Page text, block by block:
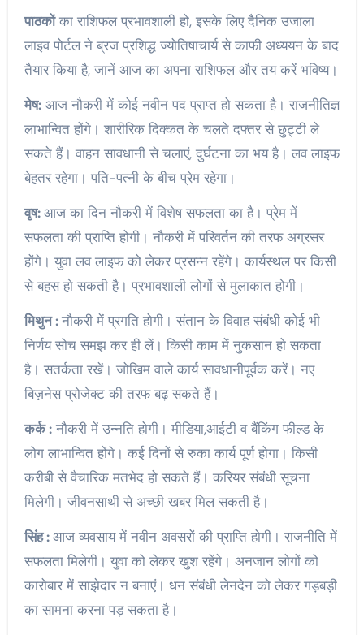
पाठकोंका राशिफल प्रभावशाली हो, इसके लिए दैनिक उजाला
लाइव पोर्टल ने ब्रज प्रशिद्ध ज्योतिषाचार्य से काफी अध्ययन के बाद
तैयार किया है, जानें आज का अपना राशिफल और तय करें भविष्य।
मेष:आज नौकरी में कोई नवीन पद प्राप्त हो सकता है। राजनीतिज्ञ
लाभान्वित होंगे। शारीरिक दिक्कत के चलते दफ्तर से छुट्टी ले
सकते हैं। वाहन सावधानी से चलाएं, दुर्घटना का भय है। लव लाइफ
बेहतर रहेगा। पति-पत्नी के बीच प्रेम रहेगा।
वृष:आज का दिन नौकरी में विशेष सफलता का है। प्रेम में
सफलता की प्राप्ति होगी। नौकरी में परिवर्तन की तरफ अग्रसर
होंगे। युवा लव लाइफ को लेकर प्रसन्न रहेंगे। कार्यस्थल पर किसी
से बहस हो सकती है। प्रभावशाली लोगों से मुलाकात होगी।
मिथुन :नौकरी में प्रगति होगी। संतान के विवाह संबंधी कोई भी
निर्णय सोच समझ कर ही लें। किसी काम में नुकसान हो सकता
है। सतर्कता रखें। जोखिम वाले कार्य सावधानीपूर्वक करें। नए
बिज़नेस प्रोजेक्ट की तरफ बढ़ सकते हैं।
कर्क :नौकरी में उन्नति होगी। मीडिया,आईटी व बैंकिंग फील्ड के
लोग लाभान्वित होंगे। कई दिनों से रुका कार्य पूर्ण होगा। किसी
करीबी से वैचारिक मतभेद हो सकते हैं। करियर संबंधी सूचना
मिलेगी। जीवनसाथी से अच्छी खबर मिल सकती है।
सिंह :आज व्यवसाय में नवीन अवसरों की प्राप्ति होगी। राजनीति में
सफलता मिलेगी। युवा को लेकर खुश रहेंगे। अनजान लोगों को
कारोबार में साझेदार न बनाएं। धन संबंधी लेनदेन को लेकर गड़बड़ी
का सामना करना पड़ सकता है।